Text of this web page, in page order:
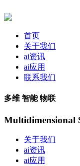
首页
关于我们
ai资讯
ai应用
联系我们
多维 智能 物联
Multidimensional
关于我们
ai资讯
ai应用